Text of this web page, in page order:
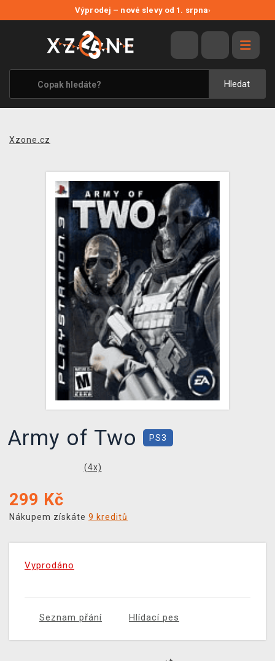
Výprodej – nové slevy od 1. srpna›
Hledat
VÝPRODEJ
VIDEOHRY
XZONE ORIGINALS
TÉMATIKY
SPOLEČENSKÉ HRY
KONTAKT
PRODEJNY
DOPRAVA
XZONE KLUB
TCG & BOARDGAME HUB
VÝKUP HER (BAZAR)
Xzone.cz
Army of Two PS3
(4x)
299 Kč
Nákupem získáte 9 kreditů
Vyprodáno
Seznam přání Hlídací pes